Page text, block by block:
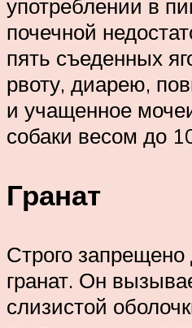
употреблении в
почечной
пять съеденных
рвоту, диарею,
и учащенное
собаки весом до
Гранат
Строго запрещено
гранат. Он
слизистой